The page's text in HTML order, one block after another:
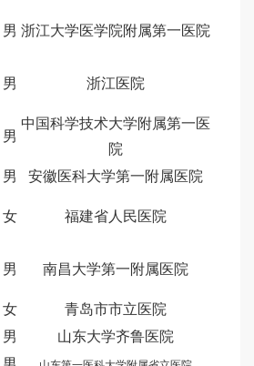
男 浙江大学医学院附属第一医院
男 浙江医院
男
中国科学技术大学附属第一医
院
男 安徽医科大学第一附属医院
女 福建省人民医院
男 南昌大学第一附属医院
女
青岛市市立医院
男
山东大学齐鲁医院